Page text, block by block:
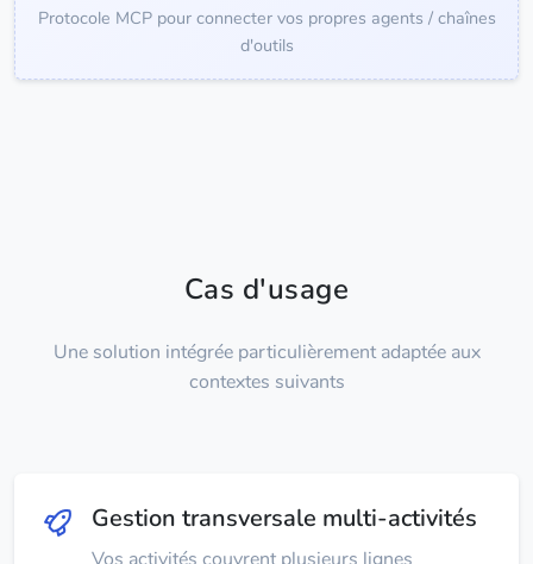
Protocole MCP pour connecter vos propres agents / chaînes
d'outils
Cas d'usage
Une solution intégrée particulièrement adaptée aux
contextes suivants
Gestion transversale multi-activités